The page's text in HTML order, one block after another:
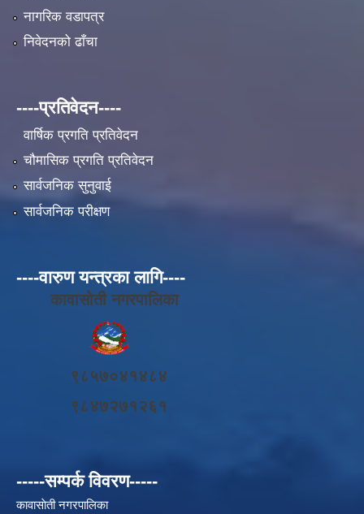
नागरिक वडापत्र
निवेदनको ढाँचा
----प्रतिवेदन----
वार्षिक प्रगति प्रतिवेदन
चौमासिक प्रगति प्रतिवेदन
सार्वजनिक सुनुवाई
सार्वजनिक परीक्षण
----वारुण यन्त्रका लागि----
कावासोती नगरपालिका
९८५७०४१४८४
९८४७२७१२६१
-----सम्पर्क विवरण-----
कावासाेती नगरपालिका